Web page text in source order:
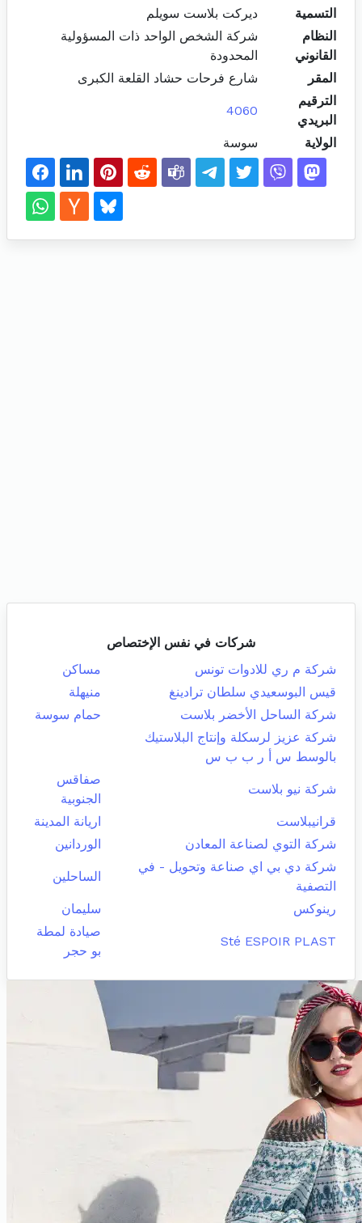
التسمية
ديركت بلاست سويلم
النظام
القانوني
شركة الشخص الواحد ذات المسؤولية
المحدودة
المقر
شارع فرحات حشاد القلعة الكبرى
الترقيم
البريدي
4060
الولاية سوسة
شركات في نفس الإختصاص
شركة م ري للادوات تونس
مساكن
قيس البوسعيدي سلطان ترادينغ
منيهلة
شركة الساحل الأخضر بلاست
حمام سوسة
شركة عزيز لرسكلة وإنتاج البلاستيك
بالوسط س أ ر ب ب س
شركة نيو بلاست
صفاقس
الجنوبية
قرانيبلاست
اريانة المدينة
شركة التوي لصناعة المعادن
الوردانين
شركة دي بي اي صناعة وتحويل - في
التصفية
الساحلين
رينوكس سليمان
Sté ESPOIR PLAST
صيادة لمطة
بو حجر